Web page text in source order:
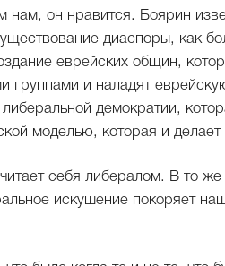
нам, он нравится. Боярин
диаспоры, как
еврейских общин,
группами и наладят
демократии,
моделью, которая и
себя либералом. В то
искушение покоряет